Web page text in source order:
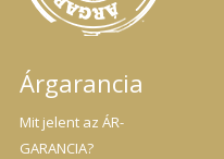
Árgarancia
Mit jelent az ÁR-
GARANCIA?